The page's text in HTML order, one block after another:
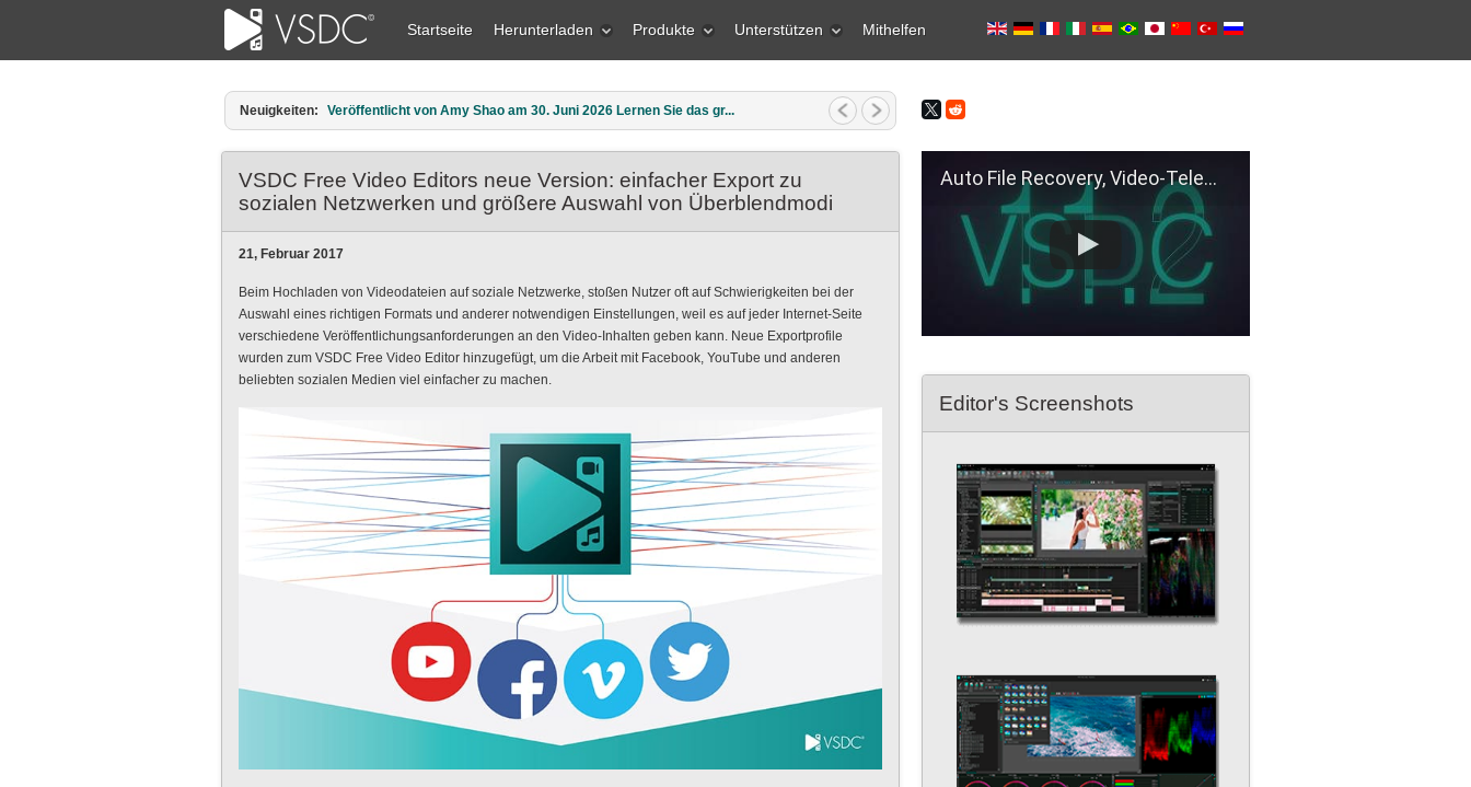
Startseite Herunterladen Produkte Unterstützen Mithelfen
Neuigkeiten: Veröffentlicht von Amy Shao am 11. März 2026 Was ist das bes...
VSDC Free Video Editors neue Version: einfacher Export zu
sozialen Netzwerken und größere Auswahl von Überblendmodi
21, Februar 2017
Beim Hochladen von Videodateien auf soziale Netzwerke, stoßen Nutzer oft auf Schwierigkeiten bei der
Auswahl eines richtigen Formats und anderer notwendigen Einstellungen, weil es auf jeder Internet-Seite
verschiedene Veröffentlichungsanforderungen an den Video-Inhalten geben kann. Neue Exportprofile
wurden zum VSDC Free Video Editor hinzugefügt, um die Arbeit mit Facebook, YouTube und anderen
beliebten sozialen Medien viel einfacher zu machen.
Auto File Recovery, Video-Telemetry Sync, H.266 (VVC)
Editor's Screenshots